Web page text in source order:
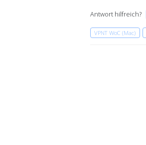
Antwort hilfreich?
VPNT WoC (Mac)